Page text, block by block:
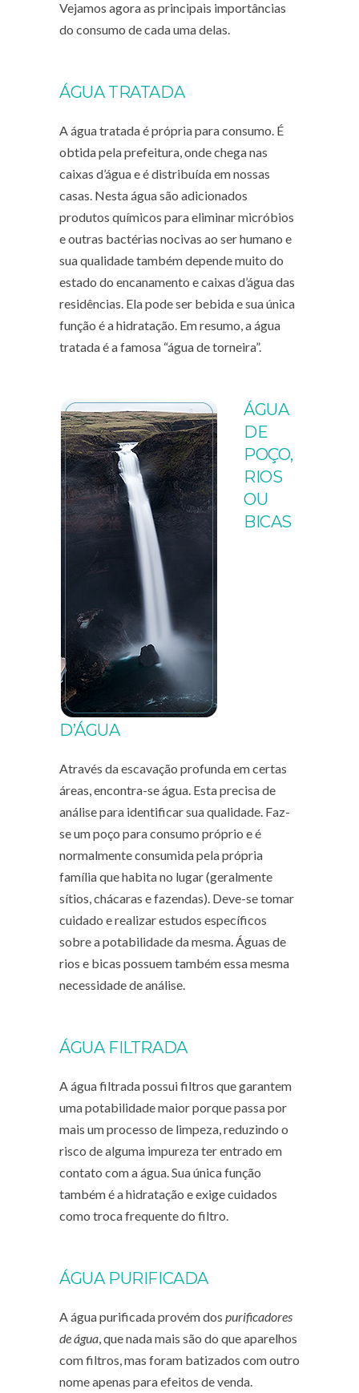
Vejamos agora as principais importâncias
do consumo de cada uma delas.
ÁGUA TRATADA
A água tratada é própria para consumo. É
obtida pela prefeitura, onde chega nas
caixas d’água e é distribuída em nossas
casas. Nesta água são adicionados
produtos químicos para eliminar micróbios
e outras bactérias nocivas ao ser humano e
sua qualidade também depende muito do
estado do encanamento e caixas d’água das
residências. Ela pode ser bebida e sua única
função é a hidratação. Em resumo, a água
tratada é a famosa “água de torneira”.
ÁGUA
DE
POÇO,
RIOS
OU
BICAS
D’ÁGUA
Através da escavação profunda em certas
áreas, encontra-se água. Esta precisa de
análise para identificar sua qualidade. Faz-
se um poço para consumo próprio e é
normalmente consumida pela própria
família que habita no lugar (geralmente
sítios, chácaras e fazendas). Deve-se tomar
cuidado e realizar estudos específicos
sobre a potabilidade da mesma. Águas de
rios e bicas possuem também essa mesma
necessidade de análise.
ÁGUA FILTRADA
A água filtrada possui filtros que garantem
uma potabilidade maior porque passa por
mais um processo de limpeza, reduzindo o
risco de alguma impureza ter entrado em
contato com a água. Sua única função
também é a hidratação e exige cuidados
como troca frequente do filtro.
ÁGUA PURIFICADA
A água purificada provém dos purificadores
de água, que nada mais são do que aparelhos
com filtros, mas foram batizados com outro
nome apenas para efeitos de venda.